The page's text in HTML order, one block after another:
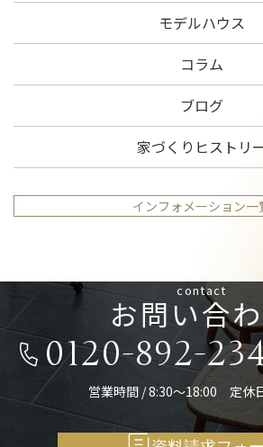
モデルハウス
コラム
ブログ
家づくりヒストリ
インフォメーション一
contact
お問い合
0120-892-
営業時間 / 8:30～18:00 定休